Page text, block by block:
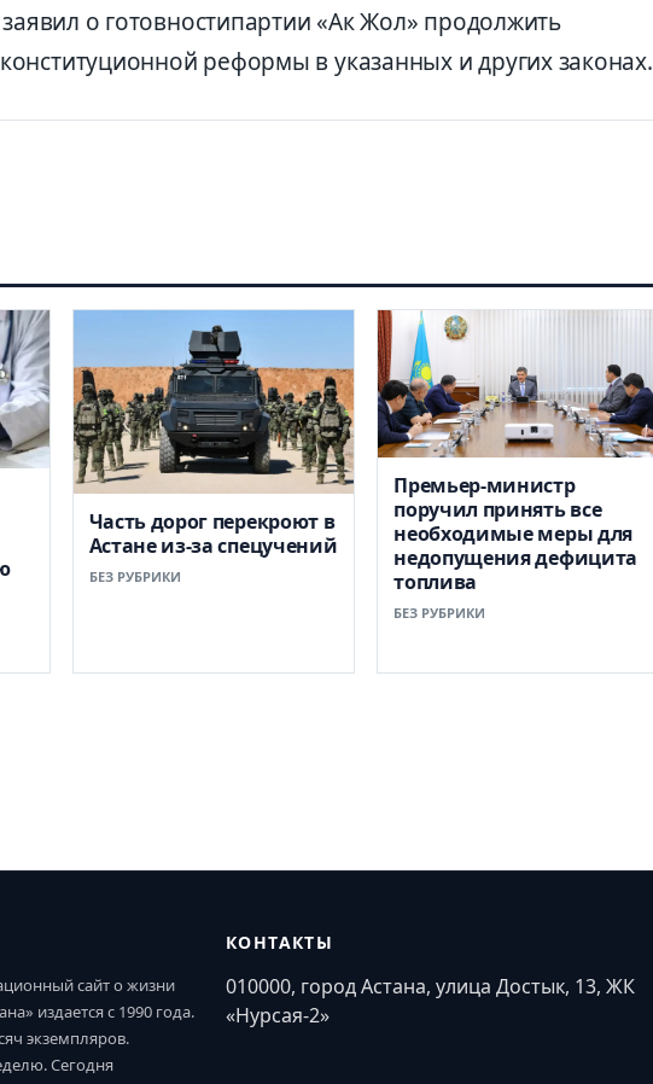
о готовностипартии «Ак Жол» продолжить
реформы в указанных и других законах.
Часть дорог перекроют в
Астане из-за спецучений
БЕЗ РУБРИКИ
Премьер-министр
поручил принять все
необходимые меры для
недопущения дефицита
топлива
БЕЗ РУБРИКИ
сайт о жизни
издается с 1990 года.
экземпляров.
Сегодня
КОНТАКТЫ
010000, город Астана, улица Достык, 13, ЖК
«Нурсая-2»